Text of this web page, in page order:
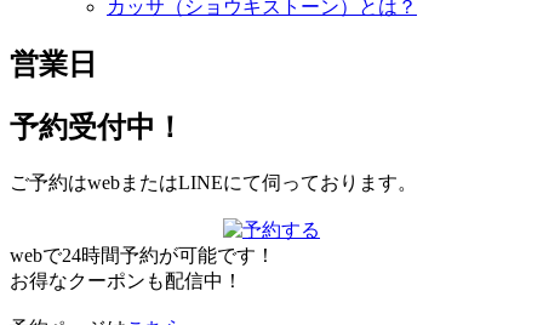
カッサ（ショウキストーン）とは？
営業日
予約受付中！
ご予約はwebまたはLINEにて伺っております。
webで24時間予約が可能です！
お得なクーポンも配信中！